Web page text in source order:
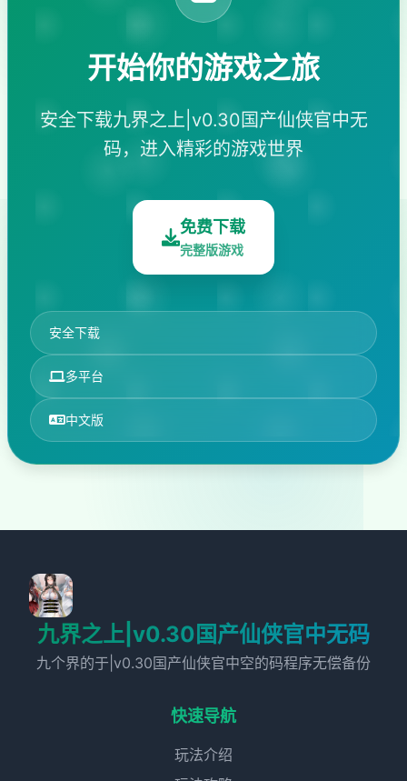
开始你的游戏之旅
安全下载九界之上|v0.30国产仙侠官中无
码，进入精彩的游戏世界
免费下载
完整版游戏
安全下载
多平台
中文版
九界之上|v0.30国产仙侠官中无码
九个界的于|v0.30国产仙侠官中空的码程序无偿备份
快速导航
玩法介绍